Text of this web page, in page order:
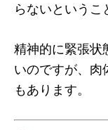
らないというこ
精神的に緊張状
いのですが、肉
もあります。